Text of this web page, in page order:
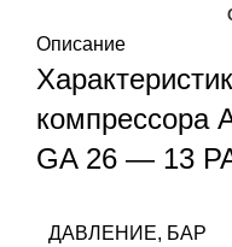
Описание
компрессора
GA 26 — 13
ДАВЛЕНИЕ, БАР